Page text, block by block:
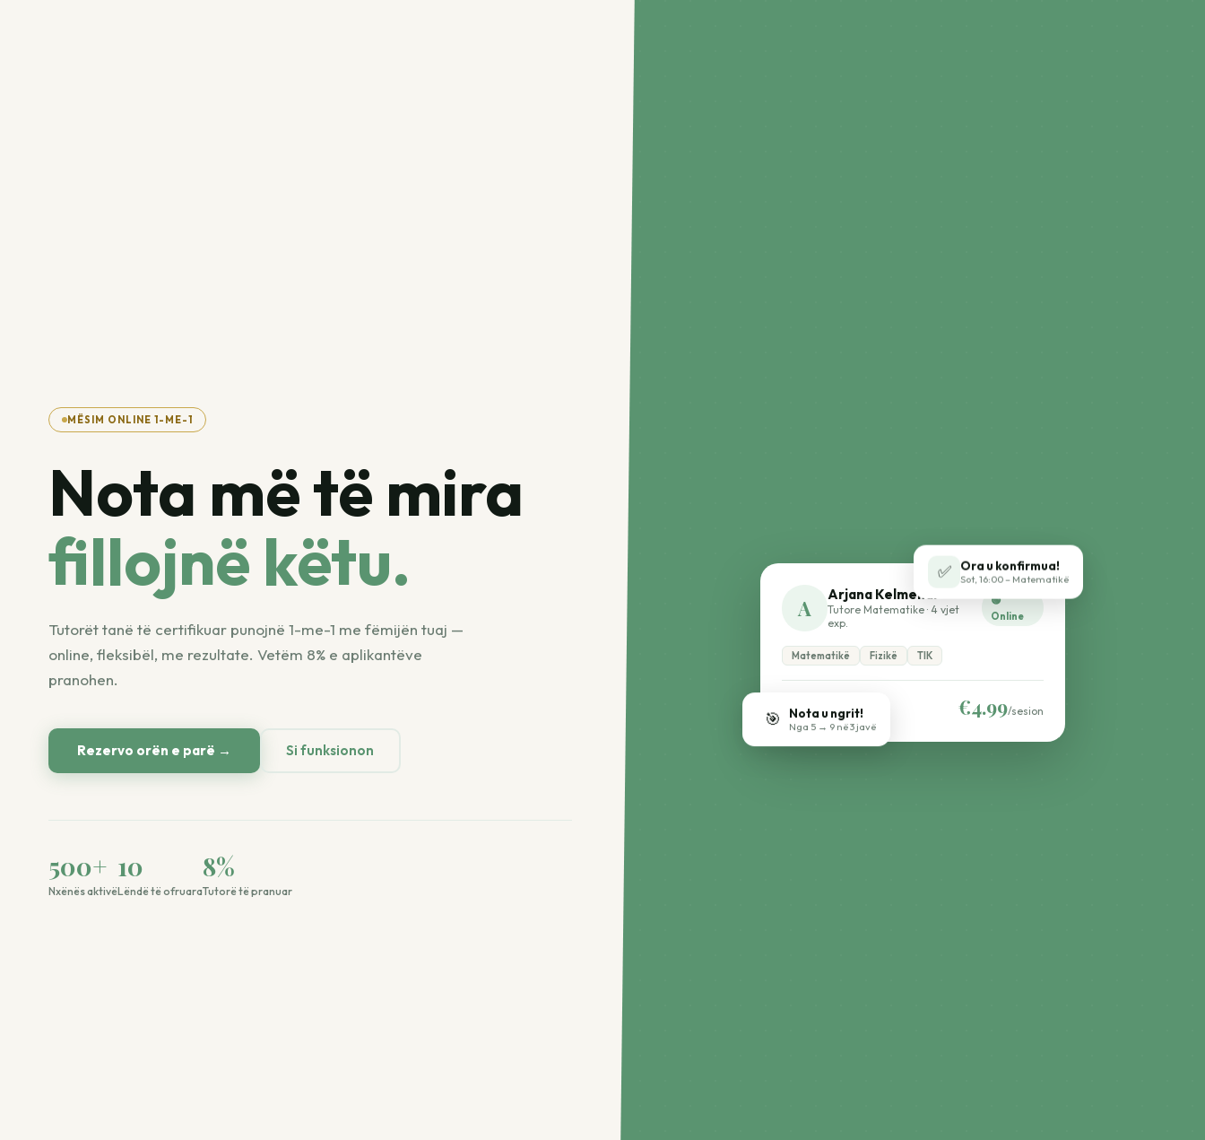
MËSIM ONLINE 1-ME-1
Nota më të mira
fillojnë këtu.
Tutorët tanë të certifikuar punojnë 1-me-1 me fëmijën tuaj —
online, fleksibël, me rezultate. Vetëm 8% e aplikantëve
pranohen.
Rezervo orën e parë → Si funksionon
500+
Nxënës aktivë
10
Lëndë të ofruara
8%
Tutorë të pranuar
✅ Ora u konfirmua!
Sot, 16:00 – Matematikë
A Arjana Kelmendi
Tutore Matematike · 4 vjet
exp.
🟢
Online
Matematikë Fizikë TIK
€4.99/sesion
🎯 Nota u ngrit!
Nga 5 → 9 në 3 javë